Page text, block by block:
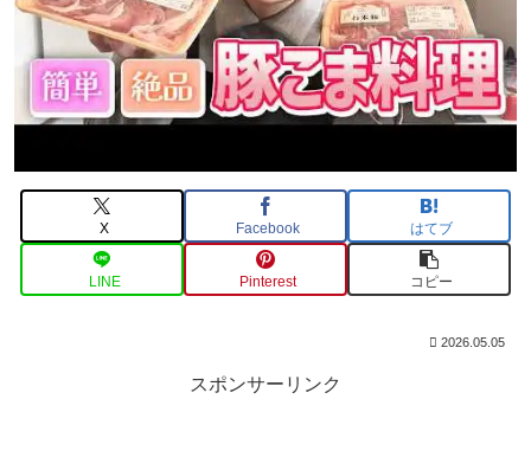
X Facebook はてブ
LINE Pinterest コピー
2026.05.05
スポンサーリンク